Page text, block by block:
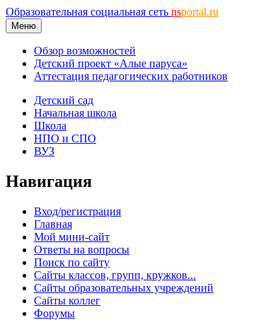
Образовательная социальная сеть nsportal.ru
Меню
Обзор возможностей
Детский проект «Алые паруса»
Аттестация педагогических работников
Детский сад
Начальная школа
Школа
НПО и СПО
ВУЗ
Навигация
Вход/регистрация
Главная
Мой мини-сайт
Ответы на вопросы
Поиск по сайту
Сайты классов, групп, кружков...
Сайты образовательных учреждений
Сайты коллег
Форумы